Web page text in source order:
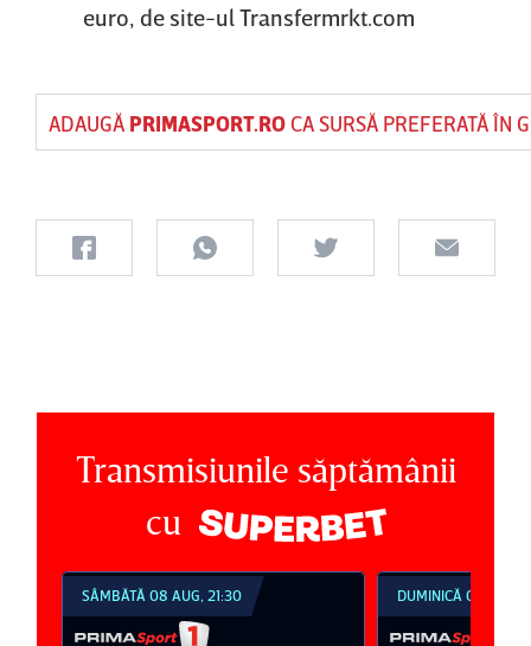
euro, de site-ul Transfermrkt.com
ADAUGĂ PRIMASPORT.ROCA SURSĂ PREFERATĂ ÎN
Transmisiunile săptămânii
cu
SÂMBĂTĂ 08 AUG, 21:30 DUMINICĂ 09 AUG,